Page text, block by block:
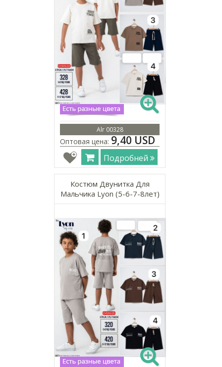
Alr 00328
Оптовая цена: 9,40 USD
Подробней
Костюм Двунитка Для
Мальчика Lyon (5-6-7-8лет)